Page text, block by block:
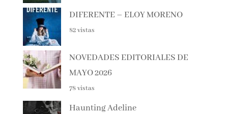
DIFERENTE – ELOY MORENO
82 vistas
NOVEDADES EDITORIALES DE
MAYO 2026
78 vistas
Haunting Adeline